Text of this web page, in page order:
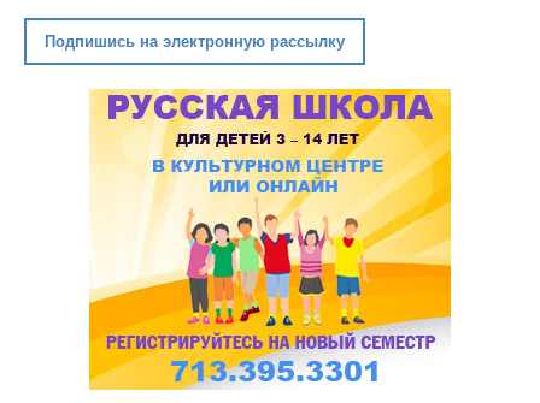
Подпишись на электронную рассылку